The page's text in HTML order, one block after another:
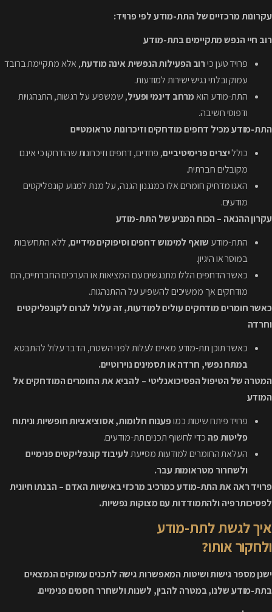
עקרונות מרכזיים של התת-מודע לפי פרויד:
רוב חיי הנפש מתקיימים בתת-מודע
פרויד טען כירוב הפעילות הנפשית אינה מודעת, אלא מתקיימת ברובד
עמוק ובלתי נגיש ישירות למודעות.
התת-מודע הואמרחב דינמי ופעיל, שמשפיע על רגשות, התנהגויות
ודפוסי חשיבה.
התת-מודע מכיל דחפים מודחקים וזיכרונות טראומטיים
כולליצרים פרימיטיביים, פחדים, דחפים וזיכרונות שהודחקו כי אינם
מקובלים חברתית.
האגו מדחיק חומרים אלו כמנגנון הגנה, על מנת למנוע קונפליקטים
מודעים.
עקרון ההנאה – הכוח המניע של התת-מודע
התת-מודע שואף למימוש דחפים וסיפוקים מידיים, ללא התחשבות
במוסר או היגיון.
כאשר הדחפים הללו מתנגשים עם המציאות או הערכים החברתיים, הם
מודחקים אך ממשיכים להשפיע על ההתנהגות.
כאשר חומרים מודחקים עולים למודעות, זה עלול לגרום לקונפליקטים
וחרדה
כאשר תוכן תת-מודע מאיים לעלות לפני השטח, הדבר עלול להתבטא
במתח נפשי, חרדה או תסמינים נוירוטיים.
המטרה של הטיפול הפסיכואנליטי – להביא את החומרים המודחקים אל
המודע
פרויד פיתח שיטות כמופענוח חלומות, אסוציאציות חופשיות וניתוח
פליטות פה כדי לחשוף תכנים תת-מודעים.
העלאת החומרים למודעות מסייעתלעיבוד קונפליקטים פנימיים
ולשחרור מטראומות עבר.
פרויד ראה את התת-מודע כמרכיב מרכזי באישיות האדם – הבנתו חיונית
לפסיכותרפיה ולהתמודדות עם מצוקות נפשיות.
איך לגשת לתת-מודע
ולחקור אותו?
ישנן מספר גישות ושיטות המאפשרות גישה לתכנים עמוקים הנמצאים
בתת-מודע שלנו, במטרה להבין, לשנות ולשחרר חסמים פנימיים.